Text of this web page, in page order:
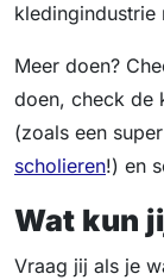
kledingindustrie
Meer doen?
doen, check de
(zoals een
scholieren!) en
Wat kun
Vraag jij als je